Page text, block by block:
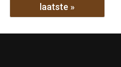
laatste »